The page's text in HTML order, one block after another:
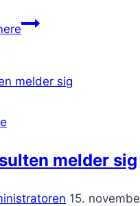
Kryds
en
melder sig
15.